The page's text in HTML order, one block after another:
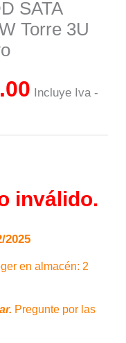
SATA
Torre 3U
Incluye Iva -
inválido.
2025
en almacén: 2
Pregunte por las